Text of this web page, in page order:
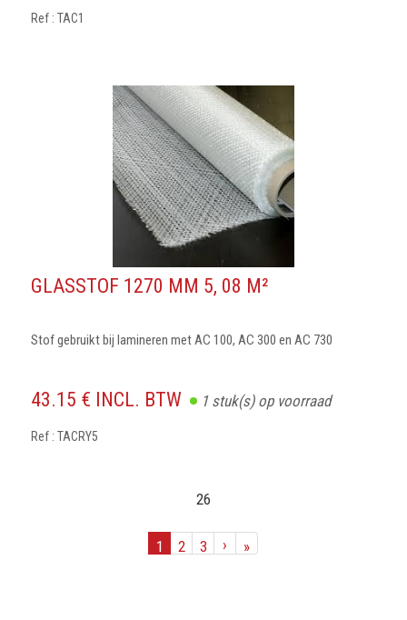
Ref : TAC1
GLASSTOF 1270 MM 5, 08 M²
Stof gebruikt bij lamineren met AC 100, AC 300 en AC 730
43.15 € INCL. BTW 1stuk(s) op voorraad
Ref : TACRY5
26
1 2 3 › »